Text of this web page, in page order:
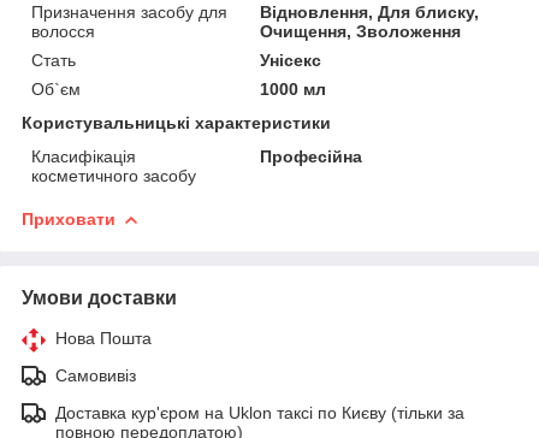
Призначення засобу для
волосся
Відновлення, Для блиску,
Очищення, Зволоження
Стать
Унісекс
Об`єм
1000 мл
Користувальницькі характеристики
Класифікація
косметичного засобу
Професійна
Приховати
Умови доставки
Нова Пошта
Самовивіз
Доставка кур'єром на Uklon таксі по Києву (тільки за
повною передоплатою)